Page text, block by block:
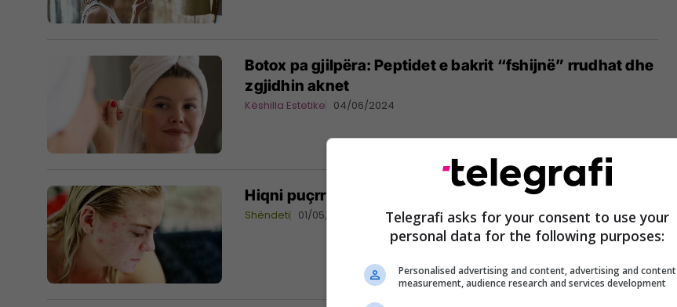
Botox pa gjilpëra: Peptidet e bakrit “fshijnë” rrudhat dhe
zgjidhin aknet
Këshilla Estetike 04/06/2024
Hiqni puçrrat brenda nate vetëm me aspirinë...
Shëndeti 01/05/2024
Telegrafi asks for your consent to use your
personal data for the following purposes:
Personalised advertising and content, advertising and content
measurement, audience research and services development